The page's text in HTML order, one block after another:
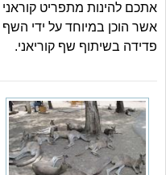
אתכם להינות מתפריט קוראני
אשר הוכן במיוחד על ידי השף
פדידה בשיתוף שף קוריאני.